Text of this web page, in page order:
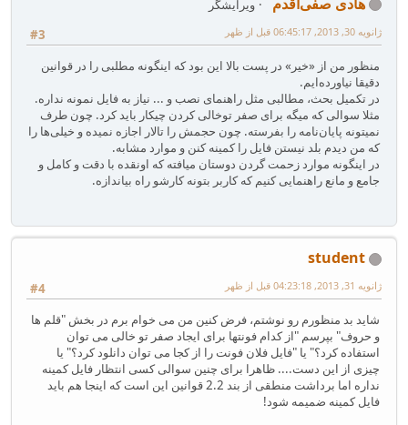
ویرایشگر
#3
ژانویه 30, 2013, 06:45:17 قبل از ظهر
منظور من از «خیر» در پست بالا این بود که اینگونه مطلبی را در قوانین
دقیقا نیاورده‌ایم.
در تکمیل بحث، مطالبی مثل راهنمای نصب و ... نیاز به فایل نمونه نداره.
مثلا سوالی که میگه برای صفر توخالی کردن چیکار باید کرد. چون طرف
نمیتونه پایان‌نامه را بفرسته. چون حجمش را تالار اجازه نمیده و خیلی‌ها را
که من دیدم بلد نیستن فایل را کمینه کنن و موارد مشابه.
در اینگونه موارد زحمت گردن دوستان میافته که اونقده با دقت و کامل و
جامع و مانع راهنمایی کنیم که کاربر بتونه کارشو راه بیاندازه.
student
#4 ژانویه 31, 2013, 04:23:18 قبل از ظهر
شاید بد منظورم رو نوشتم، فرض کنین من می خوام برم در بخش "قلم ها
و حروف" بپرسم "از کدام فونتها برای ایجاد صفر تو خالی می توان
استفاده کرد؟" یا "فایل فلان فونت را از کجا می توان دانلود کرد؟" یا
چیزی از این دست.... ظاهرا برای چنین سوالی کسی انتظار فایل کمینه
نداره اما برداشت منطقی از بند 2.2 قوانین این است که اینجا هم باید
فایل کمینه ضمیمه شود!